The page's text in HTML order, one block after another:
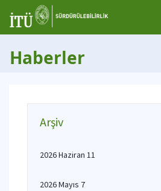
Haberler
Arşiv
2026 Haziran 11
2026 Mayıs 7